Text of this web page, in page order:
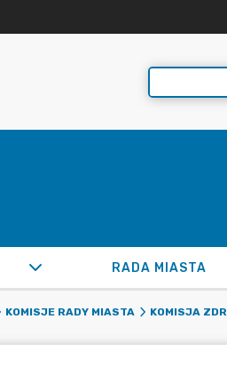
RADA MIASTA
KOMISJE RADY MIASTA KOMISJA